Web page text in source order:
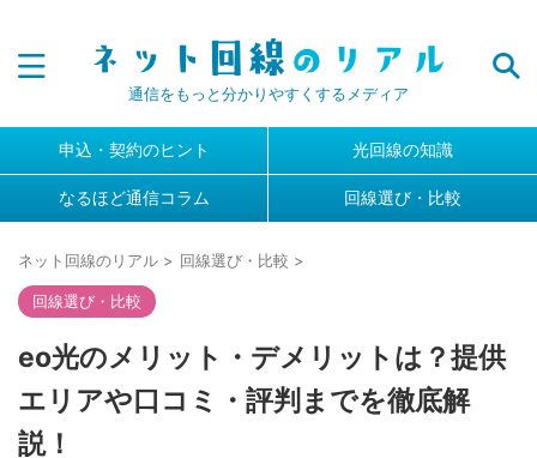
通信をもっと分かりやすくするメディア
申込・契約のヒント 光回線の知識
なるほど通信コラム 回線選び・比較
ネット回線のリアル > 回線選び・比較 >
回線選び・比較
eo光のメリット・デメリットは？提供
エリアや口コミ・評判までを徹底解
説！